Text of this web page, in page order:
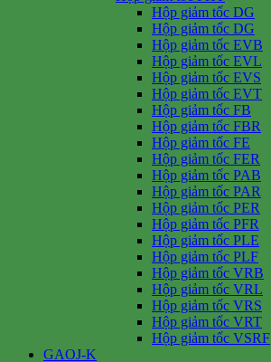
Hộp giảm tốc DG
Hộp giảm tốc DG
Hộp giảm tốc EVB
Hộp giảm tốc EVL
Hộp giảm tốc EVS
Hộp giảm tốc EVT
Hộp giảm tốc FB
Hộp giảm tốc FBR
Hộp giảm tốc FE
Hộp giảm tốc FER
Hộp giảm tốc PAB
Hộp giảm tốc PAR
Hộp giảm tốc PER
Hộp giảm tốc PFR
Hộp giảm tốc PLE
Hộp giảm tốc PLF
Hộp giảm tốc VRB
Hộp giảm tốc VRL
Hộp giảm tốc VRS
Hộp giảm tốc VRT
Hộp giảm tốc VSRF
GAOJ-K